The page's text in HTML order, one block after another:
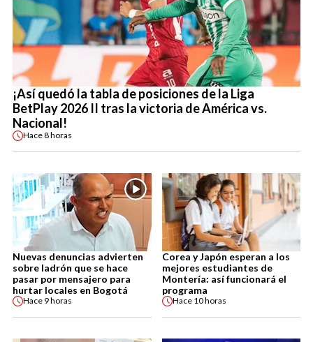
¡Así quedó la tabla de posiciones de la Liga
BetPlay 2026 II tras la victoria de América vs.
Nacional!
Hace8 horas
Nuevas denuncias advierten
sobre ladrón que se hace
pasar por mensajero para
hurtar locales en Bogotá
Hace 9 horas
Corea y Japón esperan a los
mejores estudiantes de
Montería: así funcionará el
programa
Hace 10 horas